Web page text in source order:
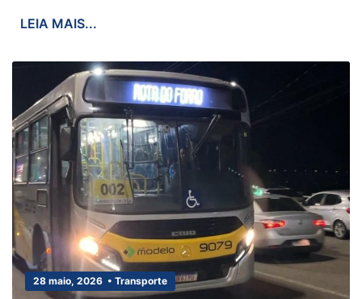
LEIA MAIS...
28 maio, 2026 • Transporte